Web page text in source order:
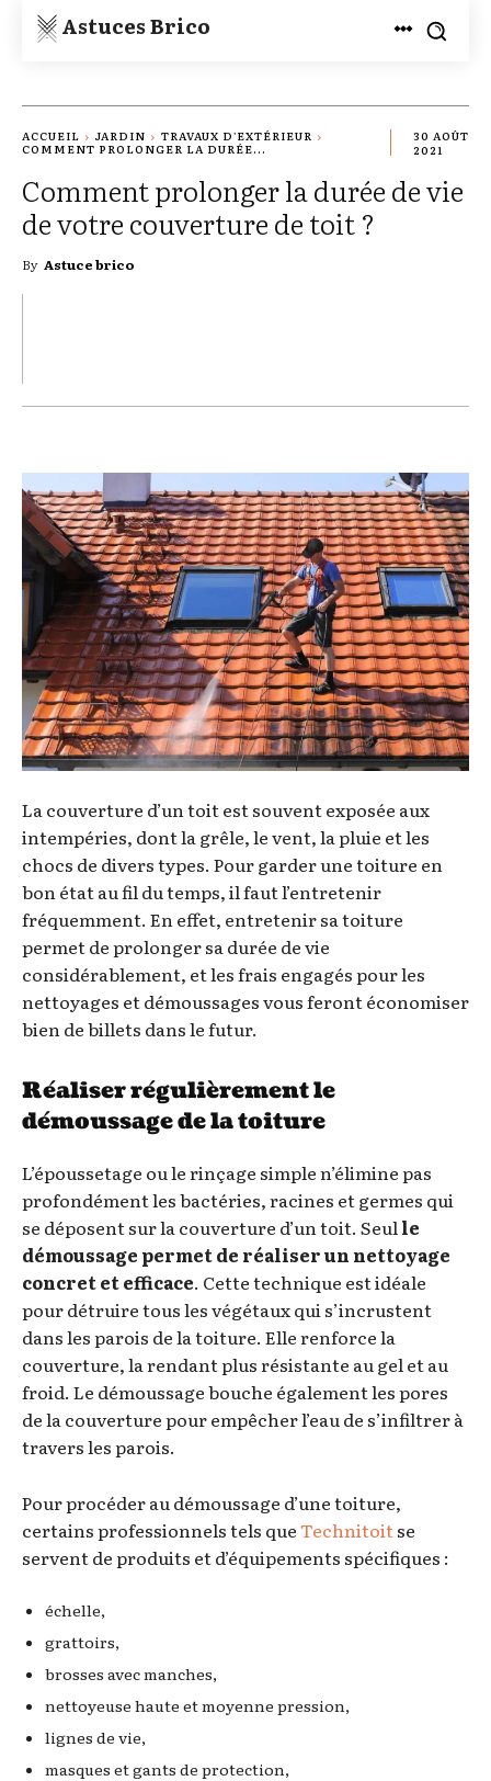
Astuces Brico
ACCUEIL JARDIN
TRAVAUX D'EXTÉRIEUR
COMMENT PROLONGER LA DURÉE...
30 AOÛT
2021
Comment prolonger la durée de vie
de votre couverture de toit ?
By Astuce brico
La couverture d’un toit est souvent exposée aux
intempéries, dont la grêle, le vent, la pluie et les
chocs de divers types. Pour garder une toiture en
bon état au fil du temps, il faut l’entretenir
fréquemment. En effet, entretenir sa toiture
permet de prolonger sa durée de vie
considérablement, et les frais engagés pour les
nettoyages et démoussages vous feront économiser
bien de billets dans le futur.
Réaliser régulièrement le
démoussage de la toiture
L’époussetage ou le rinçage simple n’élimine pas
profondément les bactéries, racines et germes qui
se déposent sur la couverture d’un toit. Seul le
démoussage permet de réaliser un nettoyage
concret et efficace. Cette technique est idéale
pour détruire tous les végétaux qui s’incrustent
dans les parois de la toiture. Elle renforce la
couverture, la rendant plus résistante au gel et au
froid. Le démoussage bouche également les pores
de la couverture pour empêcher l’eau de s’infiltrer à
travers les parois.
Pour procéder au démoussage d’une toiture,
certains professionnels tels queTechnitoitse
servent de produits et d’équipements spécifiques :
échelle,
grattoirs,
brosses avec manches,
nettoyeuse haute et moyenne pression,
lignes de vie,
masques et gants de protection,